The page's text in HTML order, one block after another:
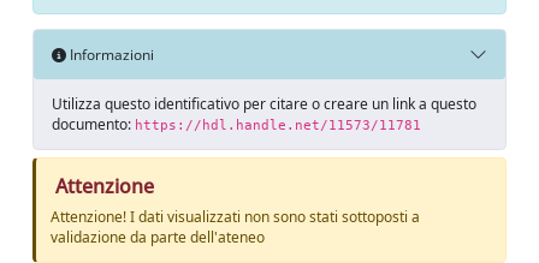
Informazioni
Utilizza questo identificativo per citare o creare un link a questo
documento: https://hdl.handle.net/11573/11781
Attenzione
Attenzione! I dati visualizzati non sono stati sottoposti a
validazione da parte dell'ateneo